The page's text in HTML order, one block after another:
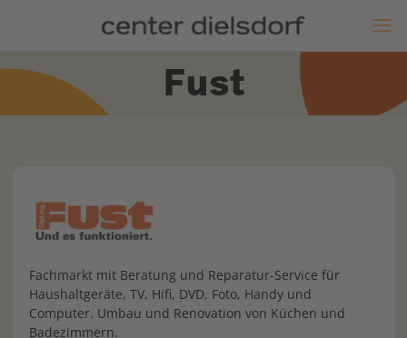
Fust
Fachmarkt mit Beratung und Reparatur-Service für
Haushaltgeräte, TV, Hifi, DVD, Foto, Handy und
Computer. Umbau und Renovation von Küchen und
Badezimmern.